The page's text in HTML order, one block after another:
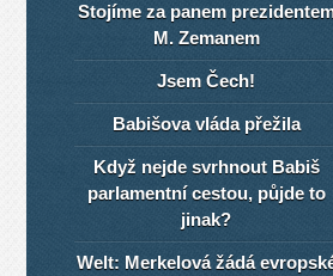
Stojíme za panem
M. Zemanem
Jsem Čech!
Babišova vláda přežila
Když nejde svrhnout Babiš
parlamentní cestou, půjde to
jinak?
Welt: Merkelová žádá